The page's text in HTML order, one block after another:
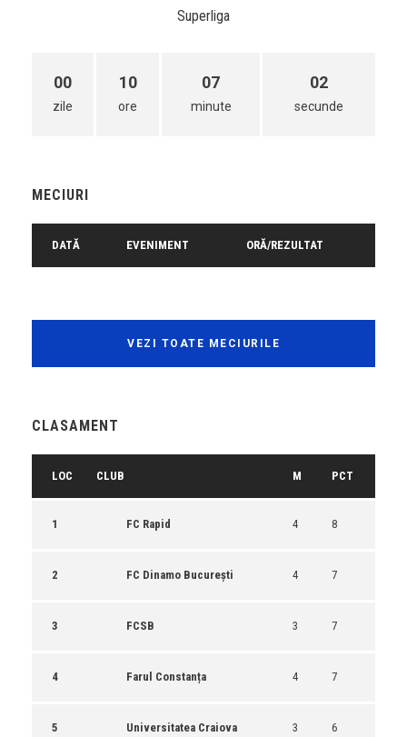
Superliga
00
zile
10
ore
07
minute
02
secunde
MECIURI
DATĂ EVENIMENT ORĂ/REZULTAT
VEZI TOATE MECIURILE
CLASAMENT
LOC CLUB M PCT
1 FC Rapid 4 8
2 FC Dinamo București 4 7
3 FCSB 3 7
4 Farul Constanța 4 7
5 Universitatea Craiova 3 6